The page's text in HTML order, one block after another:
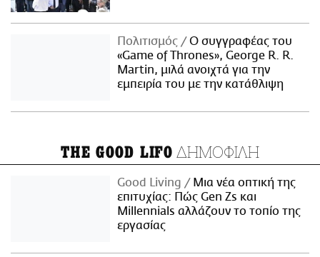
Πολιτισμός
Ο συγγραφέας του
«Game of Thrones», George R. R.
Martin, μιλά ανοιχτά για την
εμπειρία του με την κατάθλιψη
THE GOOD LIFO ΔΗΜΟΦΙΛΗ
Good Living
Μια νέα οπτική της
επιτυχίας: Πώς Gen Zs και
Millennials αλλάζουν το τοπίο της
εργασίας